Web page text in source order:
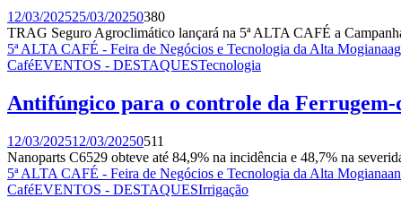
12/03/202525/03/20250380
TRAG Seguro Agroclimático lançará na 5ª ALTA CAFÉ a
5ª ALTA CAFÉ - Feira de Negócios e Tecnologia da Alta Mogiana
CaféEVENTOS - DESTAQUESTecnologia
Antifúngico para o controle da Ferrugem-
12/03/202512/03/20250511
Nanoparts C6529 obteve até 84,9% na incidência e 48,7% na
5ª ALTA CAFÉ - Feira de Negócios e Tecnologia da Alta Mogiana
CaféEVENTOS - DESTAQUESIrrigação